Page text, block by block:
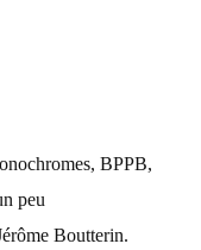
BPPB,
peu
Boutterin.